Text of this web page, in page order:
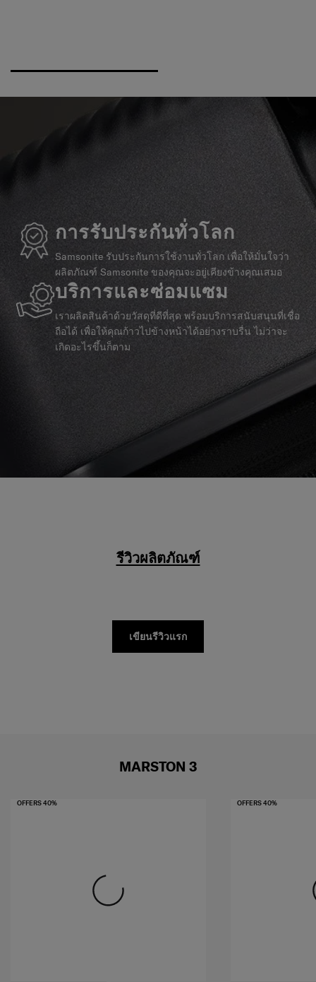
การรับประกันทั่วโลก
Samsonite รับประกันการใช้งานทั่วโลก เพื่อให้มั่นใจว่า
ผลิตภัณฑ์ Samsonite ของคุณจะอยู่เคียงข้างคุณเสมอ
บริการและซ่อมแซม
เราผลิตสินค้าด้วยวัสดุที่ดีที่สุด พร้อมบริการสนับสนุนที่เชื่อ
ถือได้ เพื่อให้คุณก้าวไปข้างหน้าได้อย่างราบรื่น ไม่ว่าจะ
เกิดอะไรขึ้นก็ตาม
รีวิวผลิตภัณฑ์
เขียนรีวิวแรก
MARSTON 3
OFFERS 40% OFFERS 40%